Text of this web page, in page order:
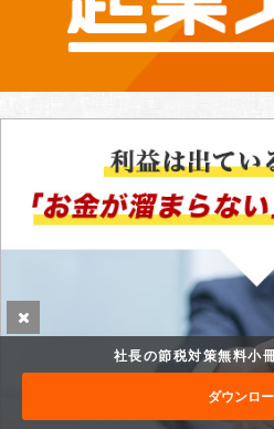
社長の節税対策無料小
ダウンロ